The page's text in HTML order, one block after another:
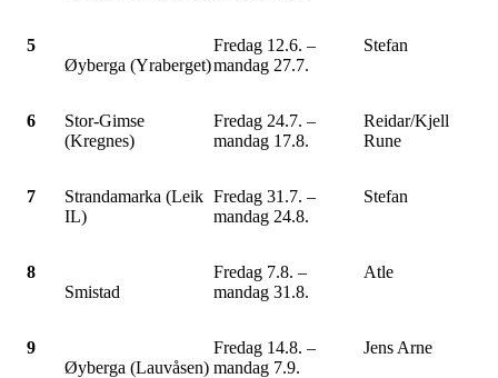
5
Øyberga (Yraberget)
Fredag 12.6. –
mandag 27.7.
Stefan
6
Stor-Gimse
(Kregnes)
Fredag 24.7. –
mandag 17.8.
Reidar/Kjell
Rune
7
Strandamarka (Leik
IL)
Fredag 31.7. –
mandag 24.8.
Stefan
8
Smistad
Fredag 7.8. –
mandag 31.8.
Atle
9
Øyberga (Lauvåsen)
Fredag 14.8. –
mandag 7.9.
Jens Arne